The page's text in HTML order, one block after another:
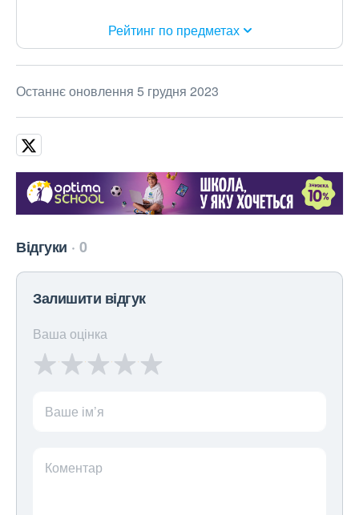
Рейтинг по предметах
Останнє оновлення 5 грудня 2023
Відгуки 0
Залишити відгук
Ваша оцінка
Ваше ім’я
Коментар